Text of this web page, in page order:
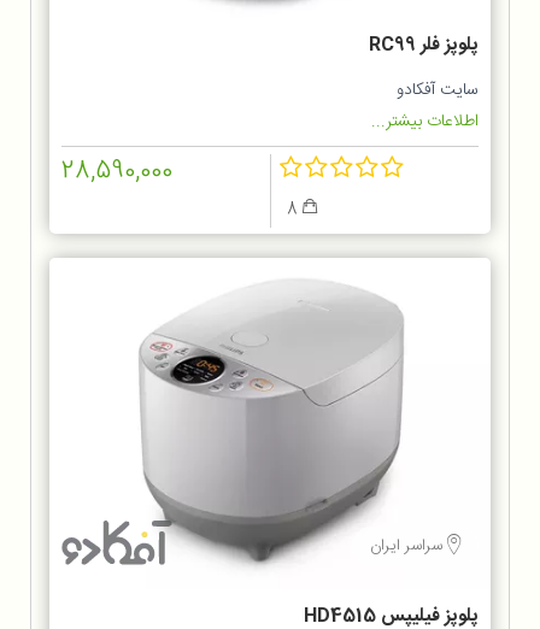
پلوپز فلر RC99
سایت آفکادو
اطلاعات بیشتر...
28,590,000
سراسر ایران
پلوپز فیلیپس HD4515